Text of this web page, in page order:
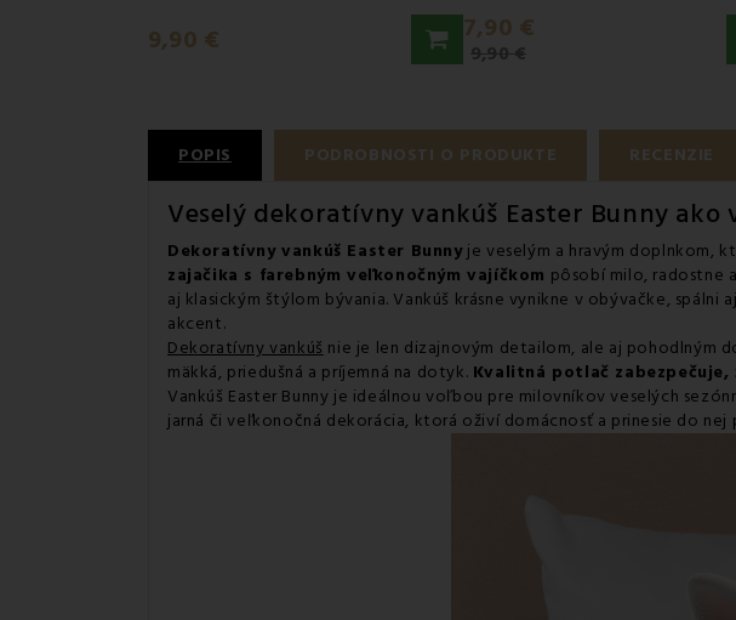
9,90 € 7,90 €
9,90 €
POPIS PODROBNOSTI O PRODUKTE RECENZIE
Veselý dekoratívny vankúš Easter Bunny ako
Dekoratívny vankúš Easter Bunnyje veselým a hravým doplnkom,
zajačika s farebným veľkonočným vajíčkom pôsobí milo, radostne
aj klasickým štýlom bývania. Vankúš krásne vynikne v obývačke,
akcent.
Dekoratívny vankúšnie je len dizajnovým detailom, ale aj pohodlným
mäkká, priedušná a príjemná na dotyk. Kvalitná potlač
Vankúš Easter Bunny je ideálnou voľbou pre milovníkov veselých
jarná či veľkonočná dekorácia, ktorá oživí domácnosť a prinesie do nej